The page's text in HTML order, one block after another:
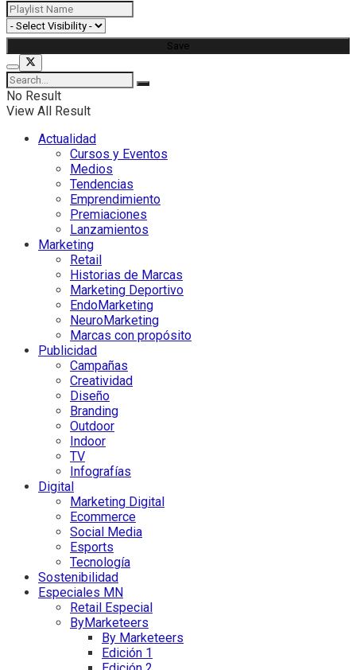
No Result
View All Result
Actualidad
Cursos y Eventos
Medios
Tendencias
Emprendimiento
Premiaciones
Lanzamientos
Marketing
Retail
Historias de Marcas
Marketing Deportivo
EndoMarketing
NeuroMarketing
Marcas con propósito
Publicidad
Campañas
Creatividad
Diseño
Branding
Outdoor
Indoor
TV
Infografías
Digital
Marketing Digital
Ecommerce
Social Media
Esports
Tecnología
Sostenibilidad
Especiales MN
Retail Especial
ByMarketeers
By Marketeers
Edición 1